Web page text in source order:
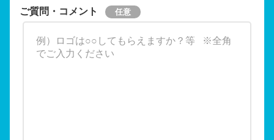
ご質問・コメント